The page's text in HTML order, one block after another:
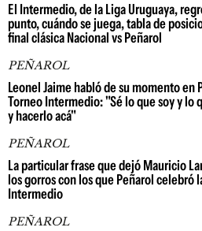
El Intermedio, de la Liga Uruguaya,
punto, cuándo se juega, tabla de
final clásica Nacional vs Peñarol
PEÑAROL
Leonel Jaime habló de su momento en
Torneo Intermedio: "Sé lo que soy y lo
y hacerlo acá"
PEÑAROL
La particular frase que dejó Mauricio
los gorros con los que Peñarol celebró
Intermedio
PEÑAROL